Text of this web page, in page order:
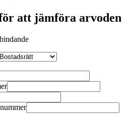
att jämföra arvoden